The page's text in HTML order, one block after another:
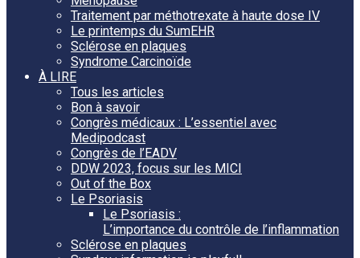
Traitement par méthotrexate à haute dose IV
Le printemps du SumEHR
Sclérose en plaques
Syndrome Carcinoïde
À LIRE
Tous les articles
Bon à savoir
Congrès médicaux : L’essentiel avec
Medipodcast
Congrès de l’EADV
DDW 2023, focus sur les MICI
Out of the Box
Le Psoriasis
Le Psoriasis :
L’importance du contrôle de l’inflammation
Sclérose en plaques